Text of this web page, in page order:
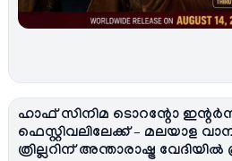
ഹാഫ് സിനിമ ടൊറന്റോ
ഫെസ്റ്റിവലിലേക്ക് – മലയാള
ത്രില്ലറിന് അന്താരാഷ്ട്ര വേദിയിൽ